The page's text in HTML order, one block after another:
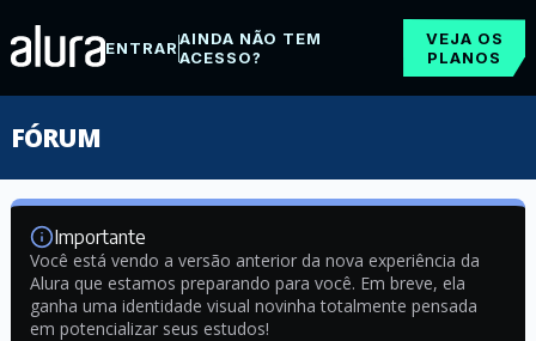
ENTRARAINDA NÃO TEM
ACESSO?
VEJA OS
PLANOS
FÓRUM
Importante
Você está vendo a versão anterior da nova experiência da
Alura que estamos preparando para você. Em breve, ela
ganha uma identidade visual novinha totalmente pensada
em potencializar seus estudos!